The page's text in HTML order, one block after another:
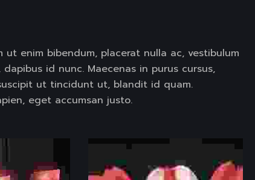
enim bibendum, placerat nulla ac, vestibulum
id nunc. Maecenas in purus cursus,
ut tincidunt ut, blandit id quam.
eget accumsan justo.